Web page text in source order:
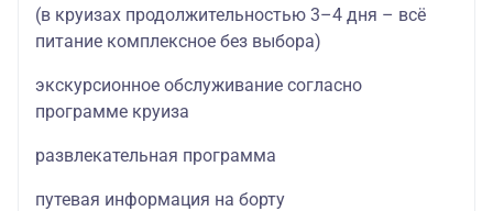
(в круизах продолжительностью 3–4 дня – всё
питание комплексное без выбора)
экскурсионное обслуживание согласно
программе круиза
развлекательная программа
путевая информация на борту